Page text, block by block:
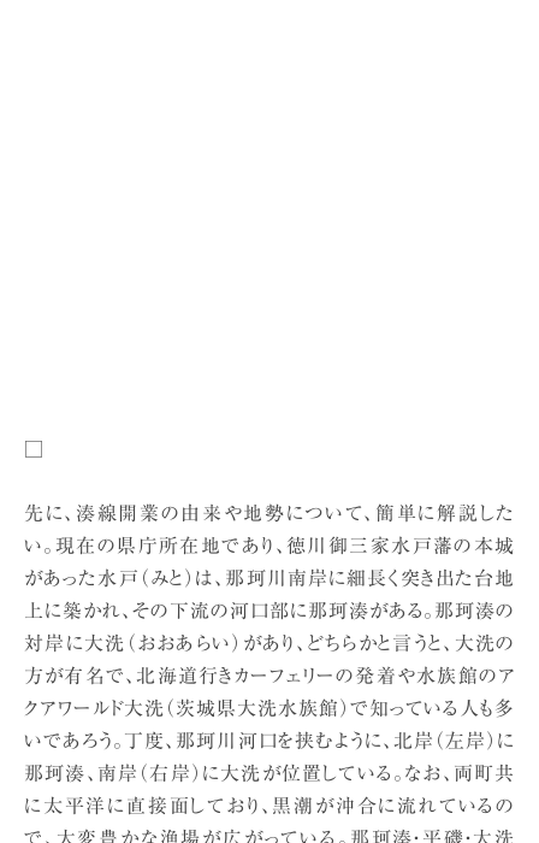
先に、湊線開業の由来や地勢について、簡単に解説した
い。現在の県庁所在地であり、徳川御三家水戸藩の本城
があった水戸（みと）は、那珂川南岸に細長く突き出た台地
上に築かれ、その下流の河口部に那珂湊がある。那珂湊の
対岸に大洗（おおあらい）があり、どちらかと言うと、大洗の
方が有名で、北海道行きカーフェリーの発着や水族館のア
クアワールド大洗（茨城県大洗水族館）で知っている人も多
いであろう。丁度、那珂川河口を挟むように、北岸（左岸）に
那珂湊、南岸（右岸）に大洗が位置している。なお、両町共
に太平洋に直接面しており、黒潮が沖合に流れているの
で、大変豊かな漁場が広がっている。那珂湊・平磯・大洗